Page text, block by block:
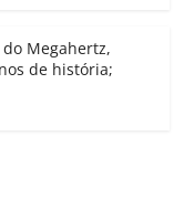
do Megahertz,
de história;